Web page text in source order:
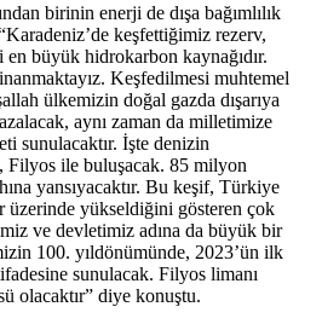
birinin enerji de dışa bağımlılık
keşfettiğimiz rezerv,
büyük hidrokarbon kaynağıdır.
Keşfedilmesi muhtemel
ülkemizin doğal gazda dışarıya
aynı zaman da milletimize
sunulacaktır. İşte denizin
ile buluşacak. 85 milyon
yansıyacaktır. Bu keşif, Türkiye
üzerinde yükseldiğini gösteren çok
ve devletimiz adına da büyük bir
100. yıldönümünde, 2023’ün ilk
sunulacak. Filyos limanı
olacaktır” diye konuştu.